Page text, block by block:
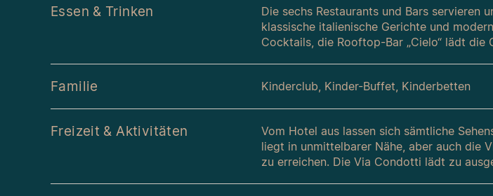
Essen & Trinken
Die sechs Restaurants und Bars servieren
klassische italienische Gerichte und
Cocktails, die Rooftop-Bar „Cielo“ lädt
Familie Kinderclub, Kinder-Buffet, Kinderbetten
Freizeit & Aktivitäten
Vom Hotel aus lassen sich sämtliche
liegt in unmittelbarer Nähe, aber auch die
zu erreichen. Die Via Condotti lädt zu